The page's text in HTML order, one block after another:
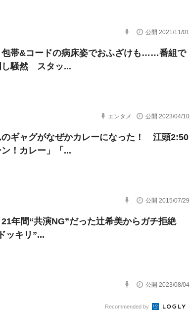
公開 2021/11/01
包帯&コードの病床姿でおふざけも……番組で
し騒然 スタッ...
エンタメ 公開 2023/04/10
のギャグがなぜかカレーになった！ 江頭2:50
！カレー」「...
公開 2015/07/29
年間“共演NG”だった辻希美からガチ拒絶
ッキリ”...
公開 2023/08/04
Recommended by